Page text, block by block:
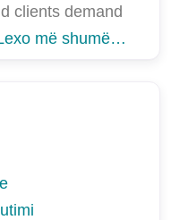
clients demand
më shumë…